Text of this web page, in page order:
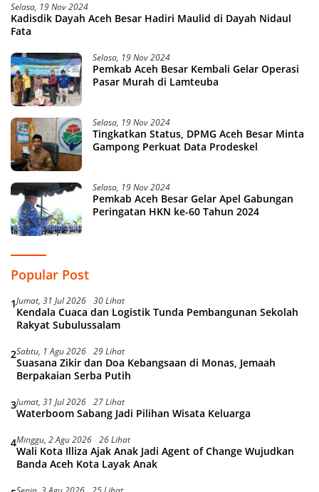
Selasa, 19 Nov 2024
Kadisdik Dayah Aceh Besar Hadiri Maulid di Dayah Nidaul
Fata
Selasa, 19 Nov 2024
Pemkab Aceh Besar Kembali Gelar Operasi
Pasar Murah di Lamteuba
Selasa, 19 Nov 2024
Tingkatkan Status, DPMG Aceh Besar Minta
Gampong Perkuat Data Prodeskel
Selasa, 19 Nov 2024
Pemkab Aceh Besar Gelar Apel Gabungan
Peringatan HKN ke-60 Tahun 2024
Popular Post
1Jumat, 31 Jul 2026 30 Lihat
Kendala Cuaca dan Logistik Tunda Pembangunan Sekolah
Rakyat Subulussalam
2Sabtu, 1 Agu 2026 29 Lihat
Suasana Zikir dan Doa Kebangsaan di Monas, Jemaah
Berpakaian Serba Putih
3Jumat, 31 Jul 2026 27 Lihat
Waterboom Sabang Jadi Pilihan Wisata Keluarga
4Minggu, 2 Agu 2026 26 Lihat
Wali Kota Illiza Ajak Anak Jadi Agent of Change Wujudkan
Banda Aceh Kota Layak Anak